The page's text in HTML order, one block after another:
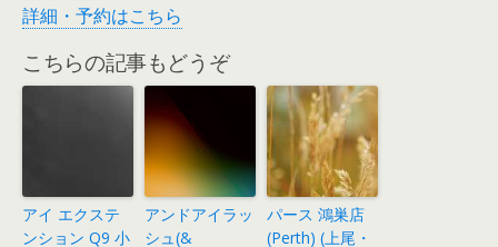
詳細・予約はこちら
こちらの記事もどうぞ
アイ エクステ
ンション Q9 小
アンドアイラッ
シュ(&
パース 鴻巣店
(Perth) (上尾・